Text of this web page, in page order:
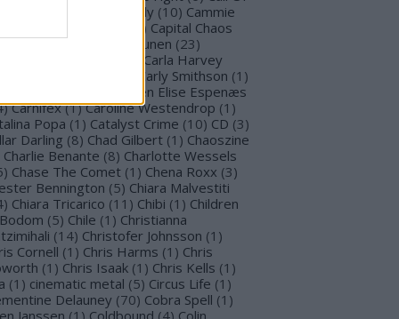
Cammie Beverly (10) Cammie
) Capital Chaos
(1) Capri (1 Capri Virkkunen (23)
Carla Harvey
Carly Smithson (1 )
Carmen Elise Espenæs
) Carnifex (1) Caroline Westendrop (1 )
Popa (1 ) Catalyst Crime (10) CD (3)
Darling (8) Chad Gilbert (1 ) Chaoszine
Charlie Benante (8) Charlotte Wessels
) Chase The Comet (1 ) Chena Roxx (3)
Bennington (5) Chiara Malvestiti
) Chiara Tricarico (11 ) Chibi (1 ) Children
(5) Chile (1 ) Christianna
(14) Christofer Johnsson (1 )
Cornell (1 ) Chris Harms (1 ) Chris
(1 ) Chris Isaak (1 ) Chris Kells (1 )
(1 ) cinematic metal (5) Circus Life (1 )
Delauney (70) Cobra Spell (1 )
Janssen (1 ) Coldbound (4) Colin